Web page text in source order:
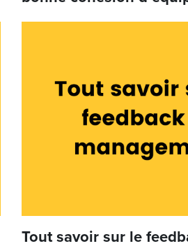
Tout savoir sur le